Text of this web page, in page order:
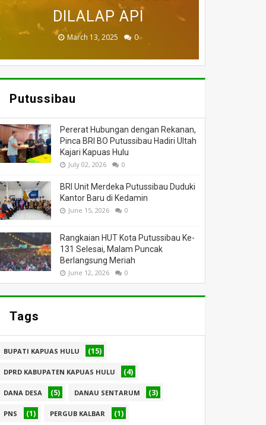
DUNIA
July 05, 2026 0
PUTUSSIBAU HANGUS
November 27, 2025
BADAU BERI BANTUAN
March 26, 2025 0
DILALAP API
March 13, 2025 0
MASSA
February 18, 2025 0
Putussibau
Pererat Hubungan dengan Rekanan,
Pinca BRI BO Putussibau Hadiri Ultah
Kajari Kapuas Hulu
July 02, 2026 0
BRI Unit Merdeka Putussibau Duduki
Kantor Baru di Kedamin
June 15, 2026 0
Rangkaian HUT Kota Putussibau Ke-
131 Selesai, Malam Puncak
Berlangsung Meriah
June 12, 2026 0
Tags
BUPATI KAPUAS HULU (15)
DPRD KABUPATEN KAPUAS HULU (4)
DANA DESA (5) DANAU SENTARUM (3)
PNS (1) PERGUB KALBAR (1)